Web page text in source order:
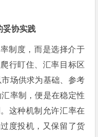
妥协实践
制度，而是选择介于
行盯住、汇率目标区
场供求为基础、参考
率制，便是在稳定性
这种机制允许汇率在
度投机，又保留了货